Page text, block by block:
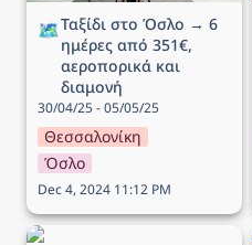
🗺️Ταξίδι στο Όσλο → 6
ημέρες από 351€,
αεροπορικά και
διαμονή
30/04/25 - 05/05/25
Θεσσαλονίκη
Όσλο
Dec 4, 2024 11:12 PM
Ταξίδι στο Λονδίνο → 4